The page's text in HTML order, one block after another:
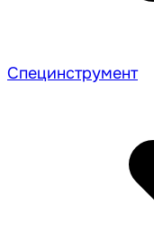
Специнструмент